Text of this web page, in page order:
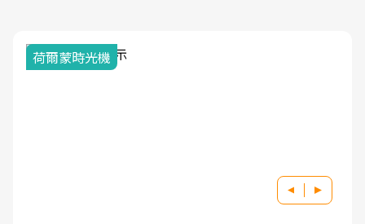
荷爾蒙時光機